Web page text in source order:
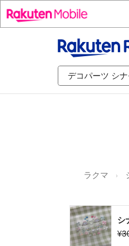
ラクマ
シ